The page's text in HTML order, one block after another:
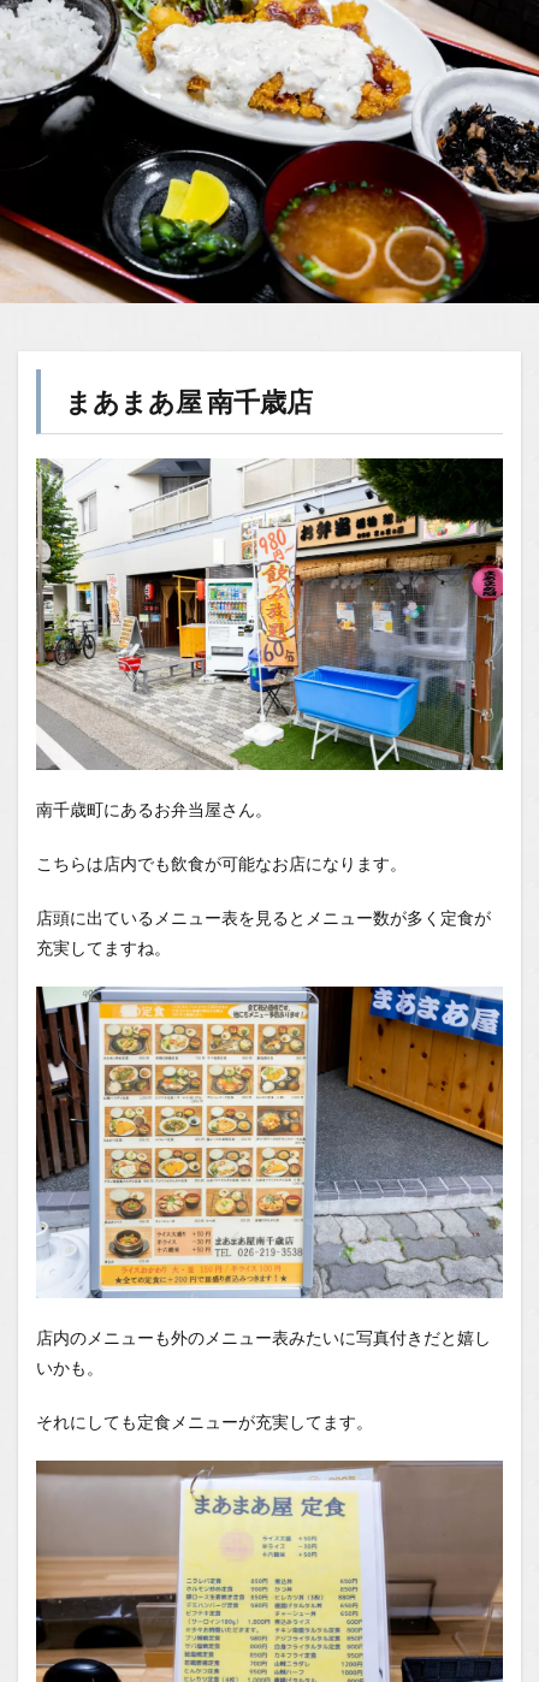
まあまあ屋南千歳店
南千歳町にあるお弁当屋さん。
こちらは店内でも飲食が可能なお店になります。
店頭に出ているメニュー表を見るとメニュー数が多く定食が
充実してますね。
店内のメニューも外のメニュー表みたいに写真付きだと嬉し
いかも。
それにしても定食メニューが充実してます。